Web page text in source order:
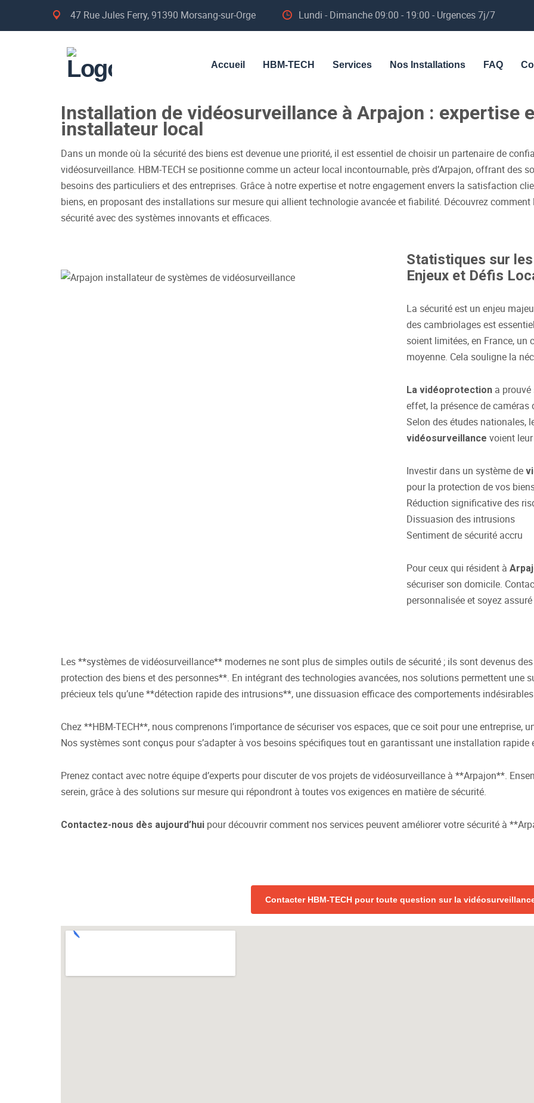
47 Rue Jules Ferry, 91390 Morsang-sur-Orge Lundi - Dimanche 09:00 - 19:00 - Urgences 7j/7
Accueil HBM-TECH Services Nos Installations FAQ
Installation de vidéosurveillance à Arpajon : expertise
installateur local
Dans un monde où la sécurité des biens est devenue une priorité, il est essentiel de choisir un partenaire de
vidéosurveillance. HBM-TECH se positionne comme un acteur local incontournable, près d’Arpajon, offrant des
besoins des particuliers et des entreprises. Grâce à notre expertise et notre engagement envers la satisfaction
biens, en proposant des installations sur mesure qui allient technologie avancée et fiabilité. Découvrez
sécurité avec des systèmes innovants et efficaces.
Statistiques sur
Enjeux et Défis
La sécurité est un enjeu
des cambriolages est
soient limitées, en France, un
moyenne. Cela souligne la
La vidéoprotection a
effet, la présence de
Selon des études nationales,
vidéosurveillance voient
Investir dans un système de
pour la protection de vos
Réduction significative des
Dissuasion des intrusions
Sentiment de sécurité accru
Pour ceux qui résident à
sécuriser son domicile.
personnalisée et soyez
Les **systèmes de vidéosurveillance** modernes ne sont plus de simples outils de sécurité ; ils sont devenus
protection des biens et des personnes**. En intégrant des technologies avancées, nos solutions permettent une
précieux tels qu’une **détection rapide des intrusions**, une dissuasion efficace des comportements
Chez **HBM-TECH**, nous comprenons l’importance de sécuriser vos espaces, que ce soit pour une entreprise,
Nos systèmes sont conçus pour s’adapter à vos besoins spécifiques tout en garantissant une installation
Prenez contact avec notre équipe d’experts pour discuter de vos projets de vidéosurveillance à **Arpajon**.
serein, grâce à des solutions sur mesure qui répondront à toutes vos exigences en matière de sécurité.
Contactez-nous dès aujourd’hui pour découvrir comment nos services peuvent améliorer votre sécurité à
Contacter HBM-TECH pour toute question sur la